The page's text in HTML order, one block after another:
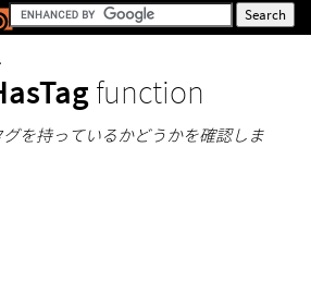
function
を持っているかどうかを確認しま